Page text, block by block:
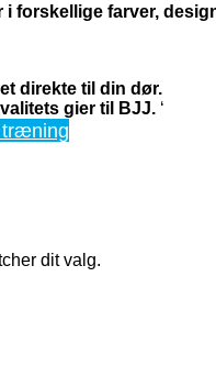
forskellige farver,
direkte til din dør.
gier til BJJ. ‘
træning
dit valg.